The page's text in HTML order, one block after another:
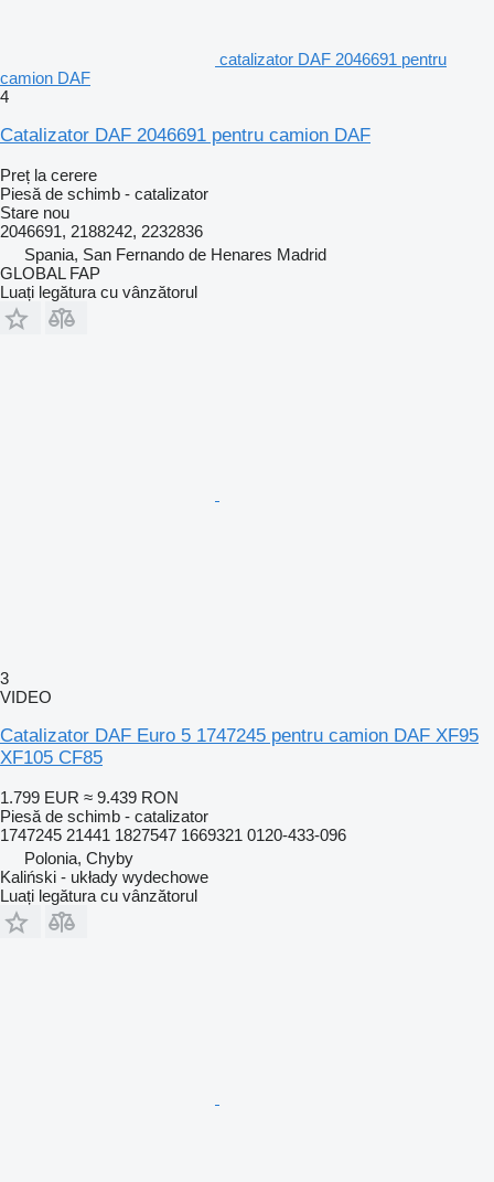
catalizator DAF 2046691 pentru
camion DAF
4
Catalizator DAF 2046691 pentru camion DAF
Preț la cerere
Piesă de schimb - catalizator
Stare nou
2046691, 2188242, 2232836
Spania, San Fernando de Henares Madrid
GLOBAL FAP
Luați legătura cu vânzătorul
3
VIDEO
Catalizator DAF Euro 5 1747245 pentru camion DAF XF95
XF105 CF85
1.799 EUR ≈ 9.439 RON
Piesă de schimb - catalizator
1747245 21441 1827547 1669321 0120-433-096
Polonia, Chyby
Kaliński - układy wydechowe
Luați legătura cu vânzătorul